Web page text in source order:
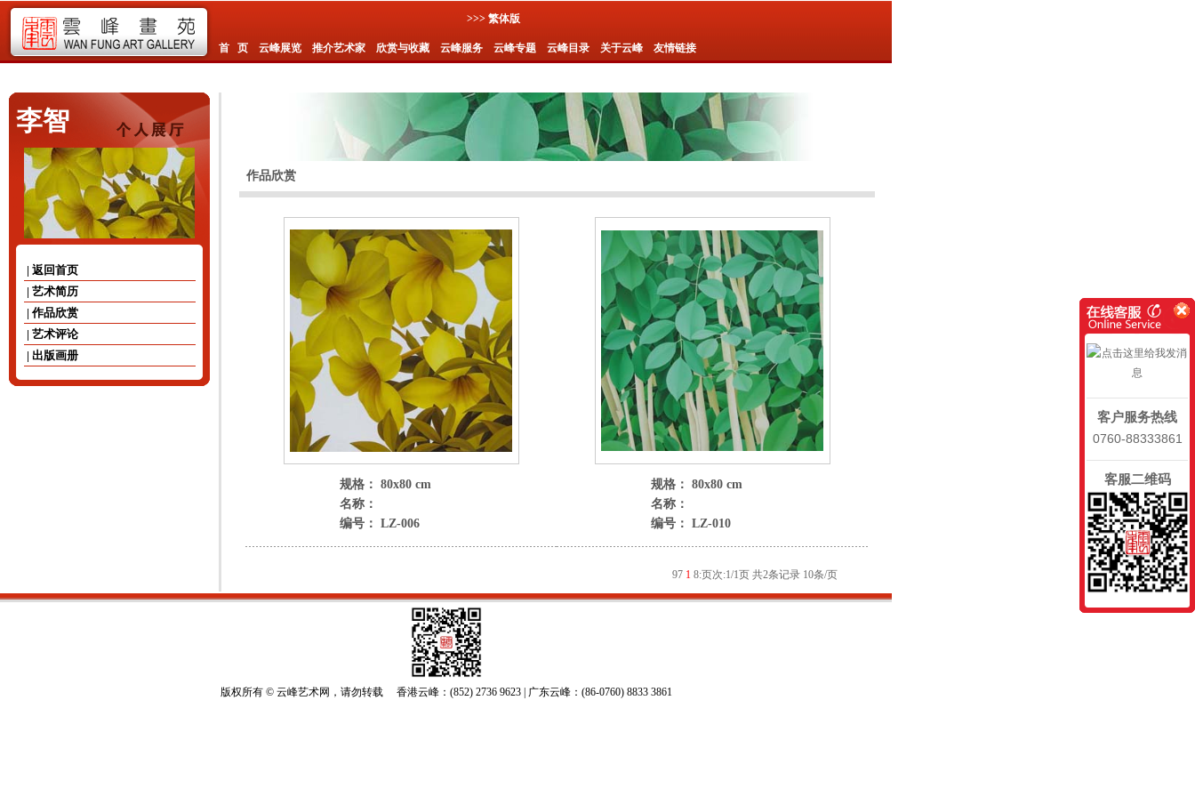
>>> 繁体版
首 页 云峰展览 推介艺术家 欣赏与收藏 云峰服务 云峰专题 云峰目录 关于云峰 友情链接
李智
| 返回首页
| 艺术简历
| 作品欣赏
| 艺术评论
| 出版画册
作品欣赏
规格： 80x80 cm
名称：
编号： LZ-006
规格： 80x80 cm
名称：
编号： LZ-010
97 1 8:页次:1/1页 共2条记录 10条/页
版权所有 © 云峰艺术网，请勿转载 香港云峰：(852) 2736 9623 | 广东云峰：(86-0760) 8833 3861
客户服务热线
0760-88333861
客服二维码